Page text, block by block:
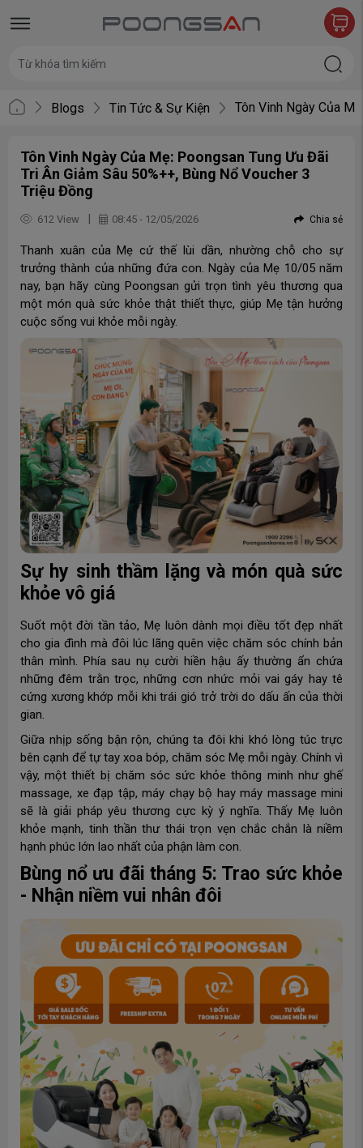
Blogs Tin Tức & Sự Kiện Tôn Vinh Ngày Của
Tôn Vinh Ngày Của Mẹ: Poongsan Tung Ưu Đãi
Tri Ân Giảm Sâu 50%++, Bùng Nổ Voucher 3
Triệu Đồng
612 View | 08:45 - 12/05/2026 Chia sẻ
Thanh xuân của Mẹ cứ thế lùi dần, nhường chỗ cho sự
trưởng thành của những đứa con. Ngày của Mẹ 10/05 năm
nay, bạn hãy cùng Poongsan gửi trọn tình yêu thương qua
một món quà sức khỏe thật thiết thực, giúp Mẹ tận hưởng
cuộc sống vui khỏe mỗi ngày.
Sự hy sinh thầm lặng và món quà sức
khỏe vô giá
Suốt một đời tần tảo, Mẹ luôn dành mọi điều tốt đẹp nhất
cho gia đình mà đôi lúc lãng quên việc chăm sóc chính bản
thân mình. Phía sau nụ cười hiền hậu ấy thường ẩn chứa
những đêm trằn trọc, những cơn nhức mỏi vai gáy hay tê
cứng xương khớp mỗi khi trái gió trở trời do dấu ấn của thời
gian.
Giữa nhịp sống bận rộn, chúng ta đôi khi khó lòng túc trực
bên cạnh để tự tay xoa bóp, chăm sóc Mẹ mỗi ngày. Chính vì
vậy, một thiết bị chăm sóc sức khỏe thông minh như ghế
massage, xe đạp tập, máy chạy bộ hay máy massage mini
sẽ là giải pháp yêu thương cực kỳ ý nghĩa. Thấy Mẹ luôn
khỏe mạnh, tinh thần thư thái trọn vẹn chắc chắn là niềm
hạnh phúc lớn lao nhất của phận làm con.
Bùng nổ ưu đãi tháng 5: Trao sức khỏe
- Nhận niềm vui nhân đôi